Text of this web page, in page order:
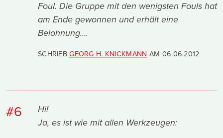
Foul. Die Gruppe mit den wenigsten Fouls hat
am Ende gewonnen und erhält eine
Belohnung….
SCHRIEBGEORG H. KNICKMANN AM 06.06.2012
#6
Hi!
Ja, es ist wie mit allen Werkzeugen: